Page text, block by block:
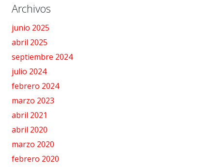
Archivos
junio 2025
abril 2025
septiembre 2024
julio 2024
febrero 2024
marzo 2023
abril 2021
abril 2020
marzo 2020
febrero 2020